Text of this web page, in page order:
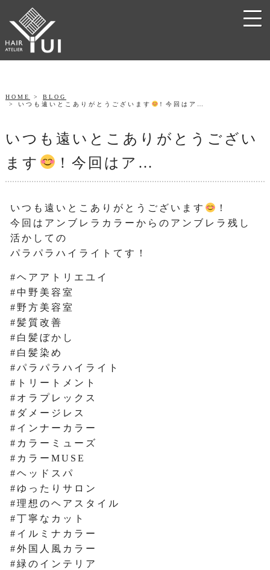
HOME
BLOG
いつも遠いとこありがとうございます
！今回はア…
いつも遠いとこありがとうござい
ます
！今回はア…
いつも遠いとこありがとうございます
！
今回はアンブレラカラーからのアンブレラ残し
活かしての
パラパラハイライトてす！
#ヘアアトリエユイ
#中野美容室
#野方美容室
#髪質改善
#白髪ぼかし
#白髪染め
#パラパラハイライト
#トリートメント
#オラプレックス
#ダメージレス
#インナーカラー
#カラーミューズ
#カラーMUSE
#ヘッドスパ
#ゆったりサロン
#理想のヘアスタイル
#丁寧なカット
#イルミナカラー
#外国人風カラー
#緑のインテリア